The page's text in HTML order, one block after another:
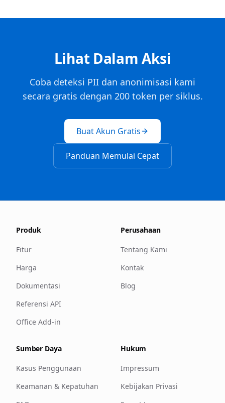
Lihat Dalam Aksi
Coba deteksi PII dan anonimisasi kami
secara gratis dengan 200 token per siklus.
Buat Akun Gratis
Panduan Memulai Cepat
Produk
Fitur
Harga
Dokumentasi
Referensi API
Office Add-in
Perusahaan
Tentang Kami
Kontak
Blog
Sumber Daya
Kasus Penggunaan
Keamanan & Kepatuhan
Hukum
Impressum
Kebijakan Privasi